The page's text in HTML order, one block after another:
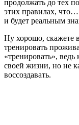
продолжать до тех
этих правилах, что…
и будет реальным
Ну хорошо, скажете
тренировать
«тренировать»,
своей жизни, но не
воссоздавать.